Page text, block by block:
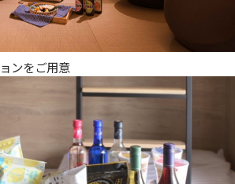
ンをご用意